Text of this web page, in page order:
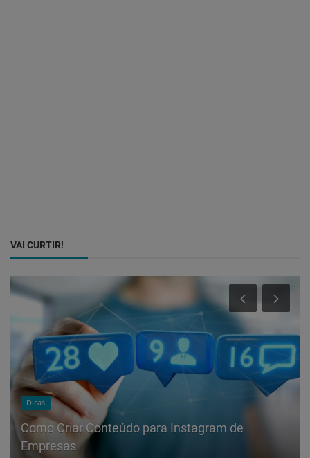
VAI CURTIR!
Dicas
Como Criar Conteúdo para Instagram de
Empresas